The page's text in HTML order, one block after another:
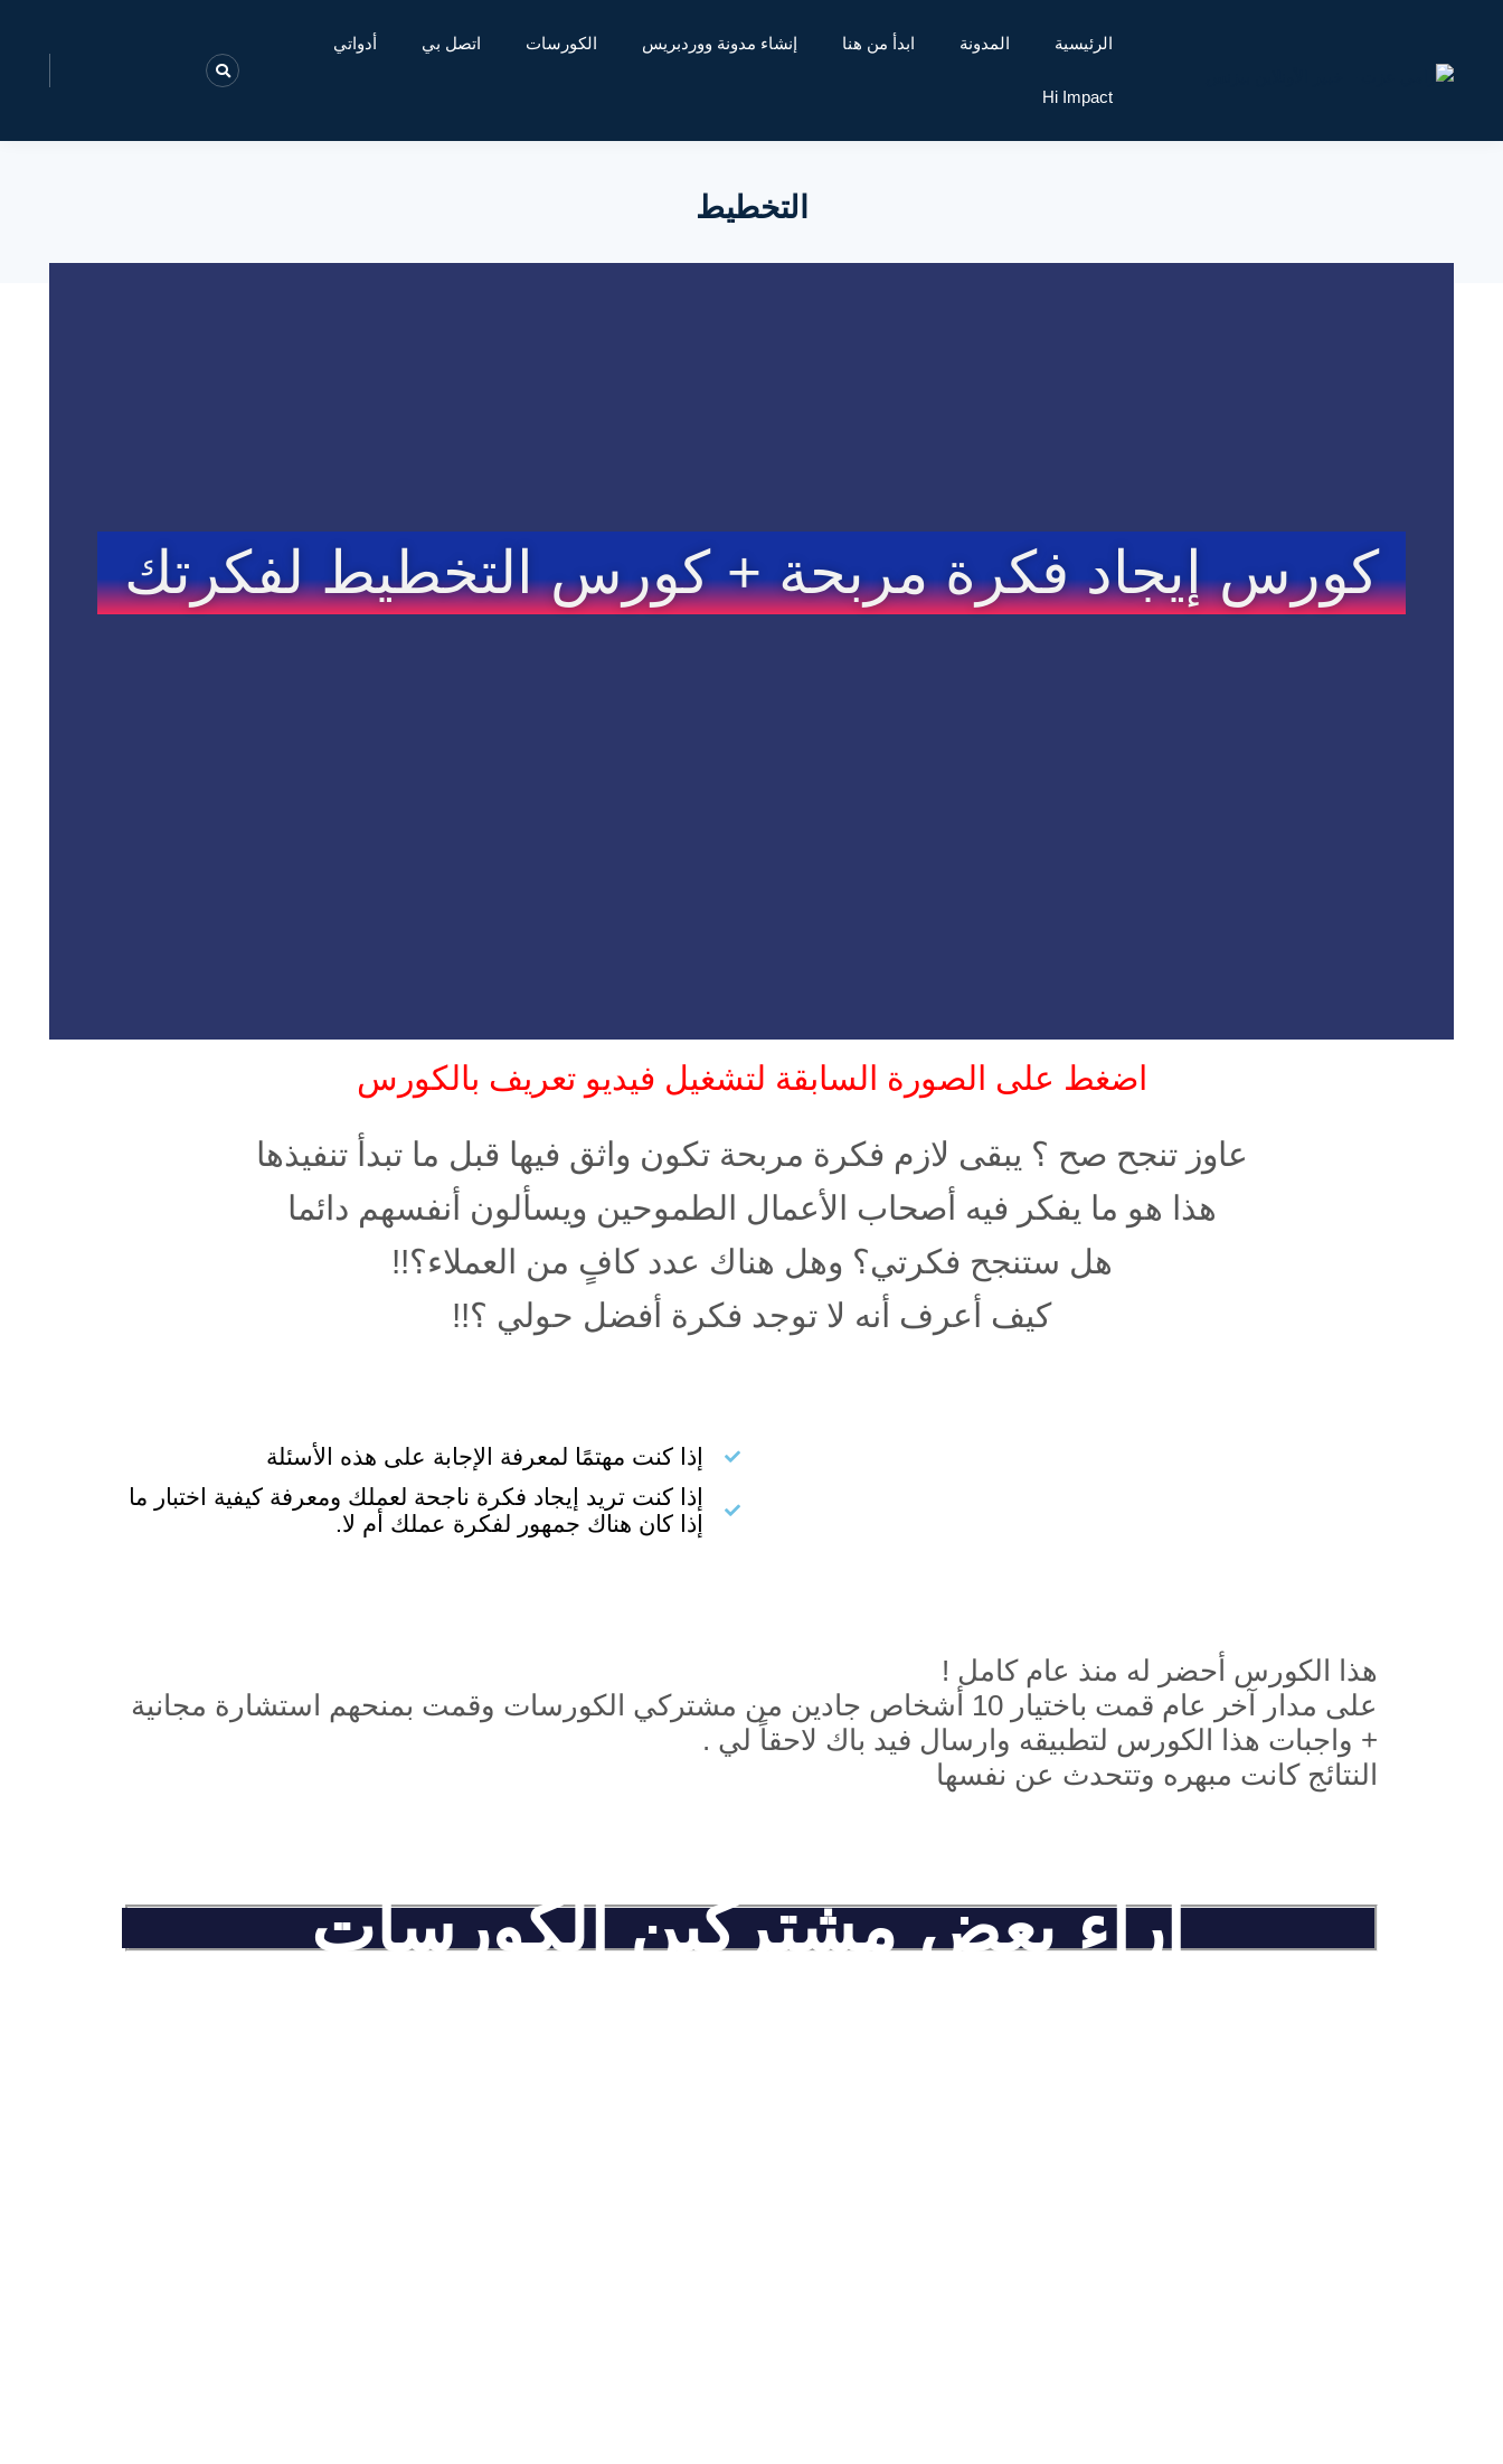
الرئيسية المدونة ابدأ من هنا إنشاء مدونة ووردبريس الكورسات اتصل بي أدواتي
Hi Impact
التخطيط
كورس إيجاد فكرة مربحة + كورس التخطيط لفكرتك
اضغط على الصورة السابقة لتشغيل فيديو تعريف بالكورس
عاوز تنجح صح ؟ يبقى لازم فكرة مربحة تكون واثق فيها قبل ما تبدأ تنفيذها
هذا هو ما يفكر فيه أصحاب الأعمال الطموحين ويسألون أنفسهم دائما
هل ستنجح فكرتي؟ وهل هناك عدد كافٍ من العملاء؟!!
كيف أعرف أنه لا توجد فكرة أفضل حولي ؟!!
إذا كنت مهتمًا لمعرفة الإجابة على هذه الأسئلة
إذا كنت تريد إيجاد فكرة ناجحة لعملك ومعرفة كيفية اختبار ما
إذا كان هناك جمهور لفكرة عملك أم لا.
هذا الكورس أحضر له منذ عام كامل !
على مدار آخر عام قمت باختيار 10 أشخاص جادين من مشتركي الكورسات وقمت بمنحهم استشارة مجانية
+ واجبات هذا الكورس لتطبيقه وارسال فيد باك لاحقاً لي .
النتائج كانت مبهره وتتحدث عن نفسها
آراء بعض مشتركين الكورسات